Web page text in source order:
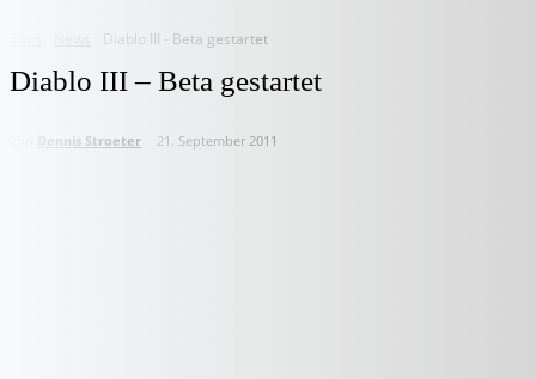
Diablo III - Beta gestartet
Diablo III – Beta gestartet
Dennis Stroeter 21. September 2011